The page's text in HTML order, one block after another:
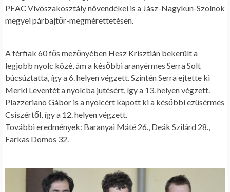
PEAC Vívószakosztály növendékei is a Jász-Nagykun-Szolnok
megyei párbajtőr-megmérettetésen.
A férfiak 60 fős mezőnyében Hesz Krisztián bekerült a
legjobb nyolc közé, ám a későbbi aranyérmes Serra Solt
búcsúztatta, így a 6. helyen végzett. Szintén Serra ejtette ki
Merkl Leventét a nyolcba jutésért, így a 13. helyen végzett.
Plazzeriano Gábor is a nyolcért kapott ki a későbbi ezüsérmes
Csiszértől, így a 12. helyen végzett.
További eredmények: Baranyai Máté 26., Deák Szilárd 28.,
Farkas Domos 32.